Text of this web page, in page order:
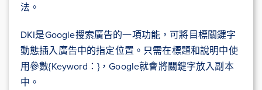
法。
DKI是Google搜索廣告的一項功能，可將目標關鍵字
動態插入廣告中的指定位置。只需在標題和說明中使
用參數{Keyword：}，Google就會將關鍵字放入副本
中。